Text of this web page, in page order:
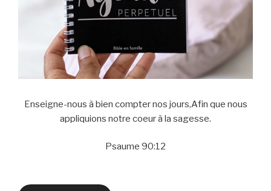
Enseigne-nous à bien compter nos jours,Afin que nous
appliquions notre coeur à la sagesse.
Psaume 90:12